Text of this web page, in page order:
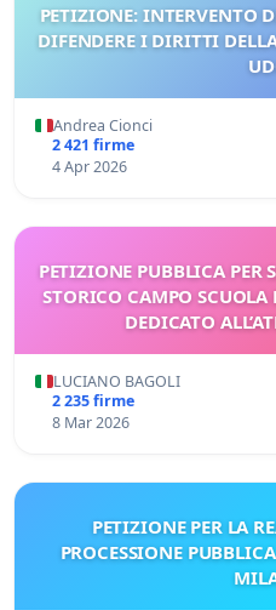
PETIZIONE: INTERVENTO
DIFENDERE I DIRITTI
Andrea Cionci
2 421 firme
4 Apr 2026
PETIZIONE PUBBLICA PER
STORICO CAMPO
DEDICATO
LUCIANO BAGOLI
2 235 firme
8 Mar 2026
PETIZIONE PER LA
PROCESSIONE